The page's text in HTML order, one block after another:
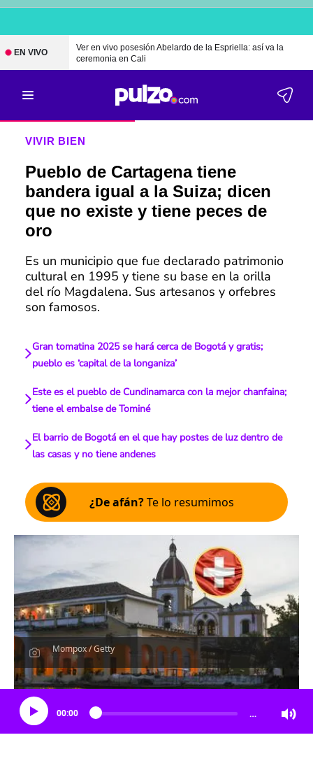
EN VIVO
Ver en vivo posesión Abelardo de la Espriella: así va la
ceremonia en Cali
VIVIR BIEN
Pueblo de Cartagena tiene
bandera igual a la Suiza; dicen
que no existe y tiene peces de
oro
Es un municipio que fue declarado patrimonio
cultural en 1995 y tiene su base en la orilla
del río Magdalena. Sus artesanos y orfebres
son famosos.
Gran tomatina 2025 se hará cerca de Bogotá y gratis;
pueblo es ‘capital de la longaniza’
Este es el pueblo de Cundinamarca con la mejor chanfaina;
tiene el embalse de Tominé
El barrio de Bogotá en el que hay postes de luz dentro de
las casas y no tiene andenes
¿De afán?Te lo resumimos
Mompox / Getty
Escucha el artículo
00:00 …